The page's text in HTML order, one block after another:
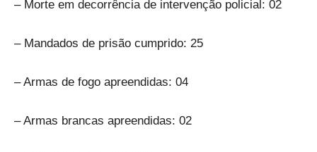
– Morte em decorrência de intervenção policial: 02
– Mandados de prisão cumprido: 25
– Armas de fogo apreendidas: 04
– Armas brancas apreendidas: 02